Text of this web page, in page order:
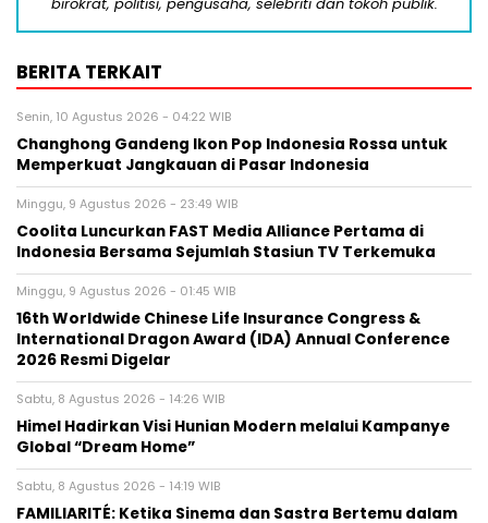
BERITA TERKAIT
Senin, 10 Agustus 2026 - 04:22 WIB
Changhong Gandeng Ikon Pop Indonesia Rossa untuk
Memperkuat Jangkauan di Pasar Indonesia
Minggu, 9 Agustus 2026 - 23:49 WIB
Coolita Luncurkan FAST Media Alliance Pertama di
Indonesia Bersama Sejumlah Stasiun TV Terkemuka
Minggu, 9 Agustus 2026 - 01:45 WIB
16th Worldwide Chinese Life Insurance Congress &
International Dragon Award (IDA) Annual Conference
2026 Resmi Digelar
Sabtu, 8 Agustus 2026 - 14:26 WIB
Himel Hadirkan Visi Hunian Modern melalui Kampanye
Global “Dream Home”
Sabtu, 8 Agustus 2026 - 14:19 WIB
FAMILIARITÉ: Ketika Sinema dan Sastra Bertemu dalam